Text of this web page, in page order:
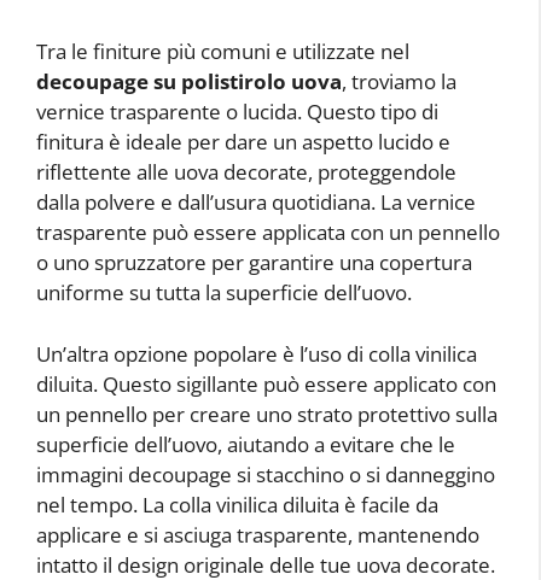
Tra le finiture più comuni e utilizzate nel
decoupage su polistirolo uova, troviamo la
vernice trasparente o lucida. Questo tipo di
finitura è ideale per dare un aspetto lucido e
riflettente alle uova decorate, proteggendole
dalla polvere e dall’usura quotidiana. La vernice
trasparente può essere applicata con un pennello
o uno spruzzatore per garantire una copertura
uniforme su tutta la superficie dell’uovo.
Un’altra opzione popolare è l’uso di colla vinilica
diluita. Questo sigillante può essere applicato con
un pennello per creare uno strato protettivo sulla
superficie dell’uovo, aiutando a evitare che le
immagini decoupage si stacchino o si danneggino
nel tempo. La colla vinilica diluita è facile da
applicare e si asciuga trasparente, mantenendo
intatto il design originale delle tue uova decorate.